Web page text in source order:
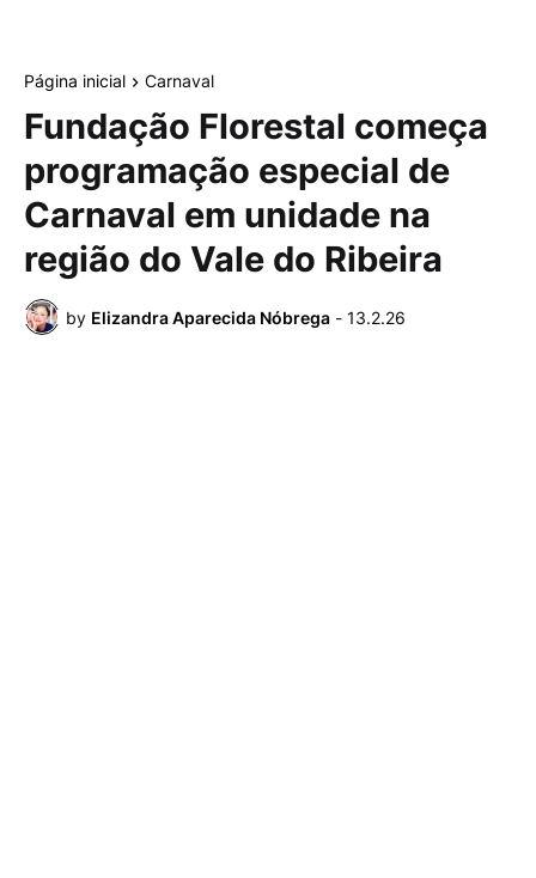
Página inicial Carnaval
Fundação Florestal começa
programação especial de
Carnaval em unidade na
região do Vale do Ribeira
by Elizandra Aparecida Nóbrega - 13.2.26